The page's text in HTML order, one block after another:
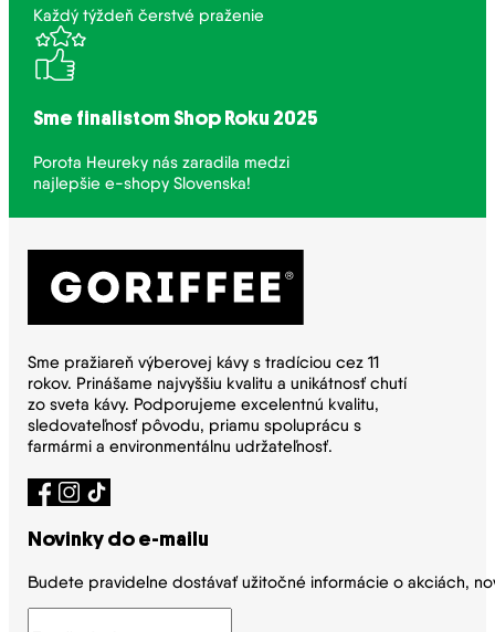
Každý týždeň čerstvé praženie
Sme finalistom Shop Roku 2025
Porota Heureky nás zaradila medzi
najlepšie e-shopy Slovenska!
Sme pražiareň výberovej kávy s tradíciou cez 11
rokov. Prinášame najvyššiu kvalitu a unikátnosť chutí
zo sveta kávy. Podporujeme excelentnú kvalitu,
sledovateľnosť pôvodu, priamu spoluprácu s
farmármi a environmentálnu udržateľnosť.
Novinky do e-mailu
Budete pravidelne dostávať užitočné informácie o akciách,